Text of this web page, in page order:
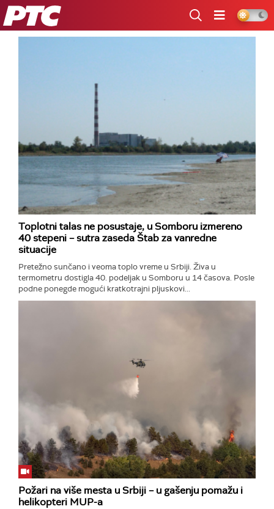
RTS
Toplotni talas ne posustaje, u Somboru izmereno
40 stepeni – sutra zaseda Štab za vanredne
situacije
Pretežno sunčano i veoma toplo vreme u Srbiji. Živa u
termometru dostigla 40. podeljak u Somboru u 14 časova. Posle
podne ponegde mogući kratkotrajni pljuskovi...
Požari na više mesta u Srbiji – u gašenju pomažu i
helikopteri MUP-a